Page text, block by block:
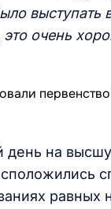
выступать
очень
день на